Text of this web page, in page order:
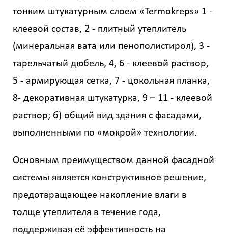
тонким штукатурным слоем «Termokreps» 1 -
клеевой состав, 2 - плитный утеплитель
(минеральная вата или пенополистирол), 3 -
тарельчатый дюбель, 4, 6 - клеевой раствор,
5 - армирующая сетка, 7 - цокольная планка,
8- декоративная штукатурка, 9 – 11 - клеевой
раствор; б) общий вид здания с фасадами,
выполненными по «мокрой» технологии.
Основным преимуществом данной фасадной
системы является конструктивное решение,
предотвращающее накопление влаги в
толще утеплителя в течение года,
поддерживая её эффективность на